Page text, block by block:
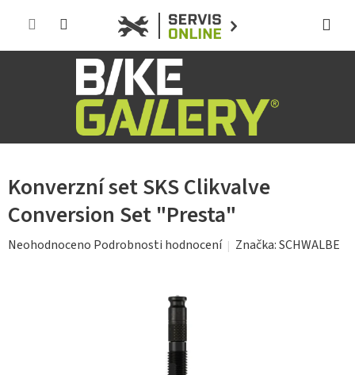
Konverzní set SKS Clikvalve
Conversion Set "Presta"
Průměrné
Neohodnoceno Podrobnosti hodnocení Značka:SCHWALBE